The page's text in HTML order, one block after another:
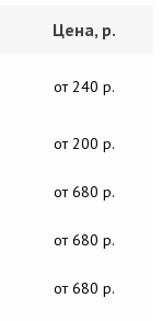
Цена, р.
от 240 р.
от 200 р.
от 680 р.
от 680 р.
от 680 р.